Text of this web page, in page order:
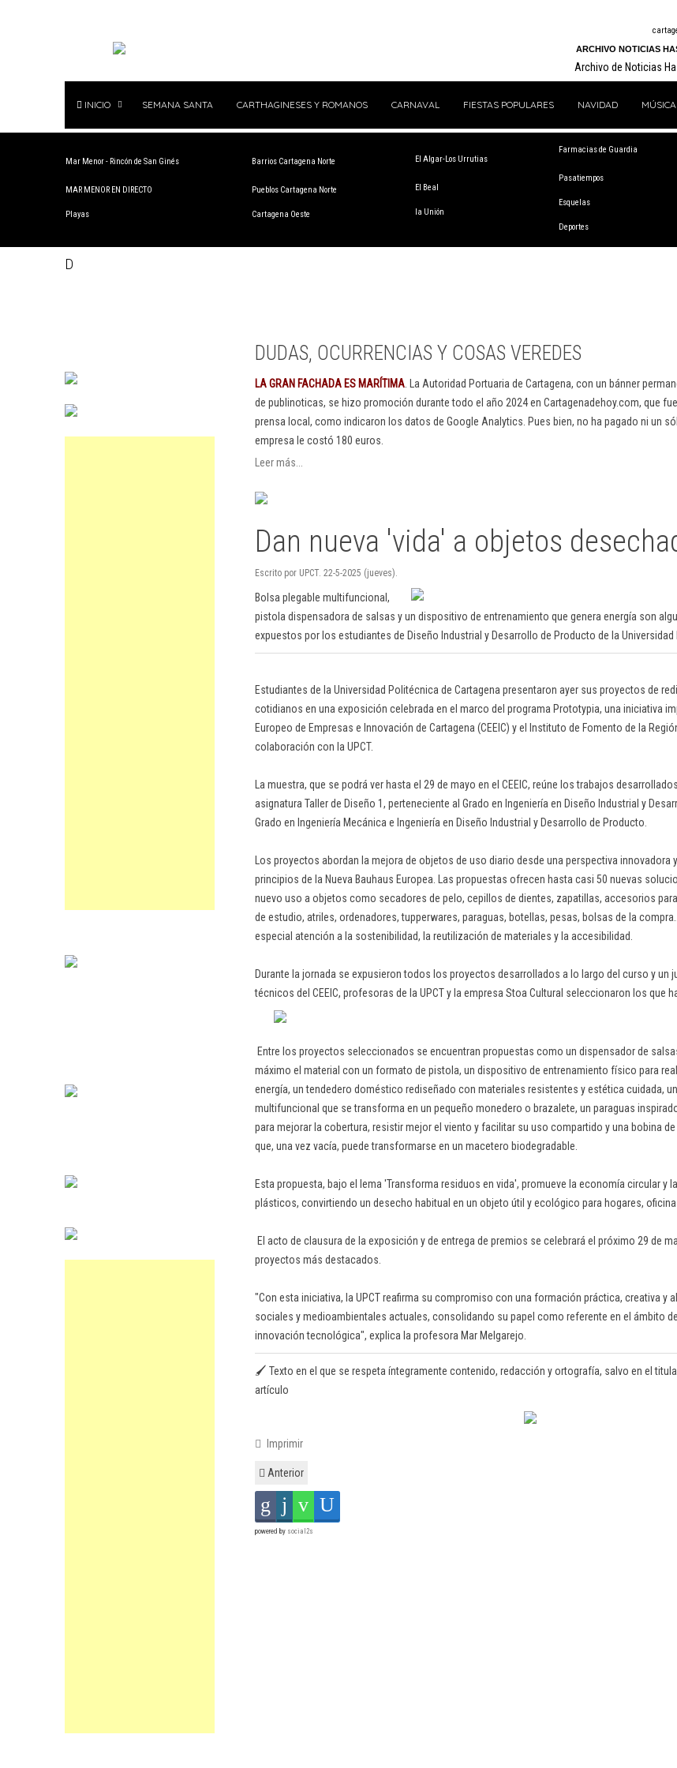
ARCHIVO NOTICIAS
Archivo de Noticias
INICIO SEMANA SANTA CARTHAGINESES Y ROMANOS CARNAVAL FIESTAS POPULARES NAVIDAD MÚSICA
Mar Menor - Rincón de San Ginés
MAR MENOR EN DIRECTO
Playas
Barrios Cartagena Norte
Pueblos Cartagena Norte
Cartagena Oeste
El Algar-Los Urrutias
El Beal
la Unión
Farmacias de Guardia
Pasatiempos
Esquelas
Deportes
D
DUDAS, OCURRENCIAS Y COSAS VEREDES
LA GRAN FACHADA ES MARÍTIMA . La Autoridad Portuaria de Cartagena, con un bánner
de publinoticas, se hizo promoción durante todo el año 2024 en Cartagenadehoy.com, que
prensa local, como indicaron los datos de Google Analytics. Pues bien, no ha pagado ni un
empresa le costó 180 euros.
Leer más...
Dan nueva 'vida' a objetos
Escrito por UPCT. 22-5-2025 (jueves).
Bolsa plegable multifuncional,
pistola dispensadora de salsas y un dispositivo de entrenamiento que genera energía son
expuestos por los estudiantes de Diseño Industrial y Desarrollo de Producto de la Universidad
Estudiantes de la Universidad Politécnica de Cartagena presentaron ayer sus proyectos de
cotidianos en una exposición celebrada en el marco del programa Prototypia, una iniciativa
Europeo de Empresas e Innovación de Cartagena (CEEIC) y el Instituto de Fomento de la
colaboración con la UPCT.
La muestra, que se podrá ver hasta el 29 de mayo en el CEEIC, reúne los trabajos
asignatura Taller de Diseño 1, perteneciente al Grado en Ingeniería en Diseño Industrial y
Grado en Ingeniería Mecánica e Ingeniería en Diseño Industrial y Desarrollo de Producto.
Los proyectos abordan la mejora de objetos de uso diario desde una perspectiva innovadora
principios de la Nueva Bauhaus Europea. Las propuestas ofrecen hasta casi 50 nuevas
nuevo uso a objetos como secadores de pelo, cepillos de dientes, zapatillas, accesorios
de estudio, atriles, ordenadores, tupperwares, paraguas, botellas, pesas, bolsas de la
especial atención a la sostenibilidad, la reutilización de materiales y la accesibilidad.
Durante la jornada se expusieron todos los proyectos desarrollados a lo largo del curso y un
técnicos del CEEIC, profesoras de la UPCT y la empresa Stoa Cultural seleccionaron los que
Entre los proyectos seleccionados se encuentran propuestas como un dispensador de
máximo el material con un formato de pistola, un dispositivo de entrenamiento físico para
energía, un tendedero doméstico rediseñado con materiales resistentes y estética cuidada,
multifuncional que se transforma en un pequeño monedero o brazalete, un paraguas
para mejorar la cobertura, resistir mejor el viento y facilitar su uso compartido y una bobina
que, una vez vacía, puede transformarse en un macetero biodegradable.
Esta propuesta, bajo el lema 'Transforma residuos en vida', promueve la economía circular y
plásticos, convirtiendo un desecho habitual en un objeto útil y ecológico para hogares,
El acto de clausura de la exposición y de entrega de premios se celebrará el próximo 29 de
proyectos más destacados.
"Con esta iniciativa, la UPCT reafirma su compromiso con una formación práctica, creativa y
sociales y medioambientales actuales, consolidando su papel como referente en el ámbito
innovación tecnológica", explica la profesora Mar Melgarejo.
🖌️ Texto en el que se respeta íntegramente contenido, redacción y ortografía, salvo en el
artículo
Imprimir
Anterior
powered by social2s